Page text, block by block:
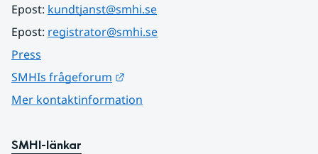
Epost: kundtjanst@smhi.se
Epost: registrator@smhi.se
Press
SMHIs frågeforum
Mer kontaktinformation
SMHI-länkar